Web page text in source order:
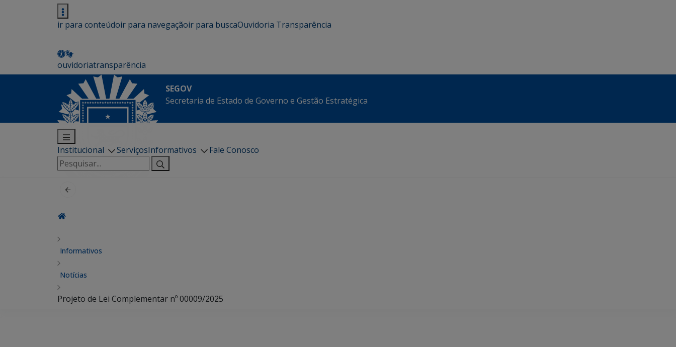
ir para conteúdoir para navegaçãoir para buscaOuvidoria Transparência
ouvidoriatransparência
SEGOV
Secretaria de Estado de Governo e Gestão Estratégica
Institucional ServiçosInformativos
Fale Conosco
Pesquisar
por:
Informativos
Notícias
Projeto de Lei Complementar nº 00009/2025